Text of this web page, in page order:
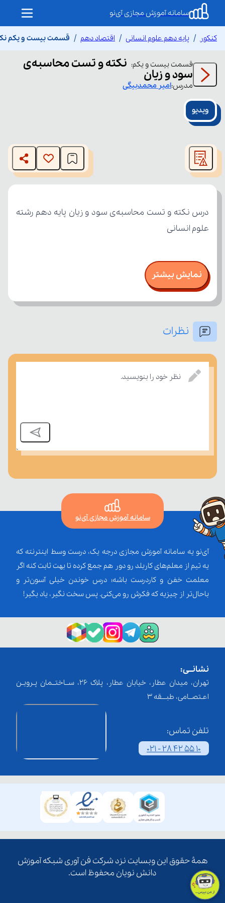
سامانه آموزش مجازی آی‌نو
کنکور پایه دهم علوم انسانی اقتصاد دهم قسمت بیست و یکم
قسمت بیست و یکم: نکته و تست محاسبه‌ی
سود و زیان
مدرس:امیر محمدبیگی
ویدیو
modal
window.
The media could not be loaded, either because the server
or network failed or because the format is not supported.
علوم انسانی
نمایش بیشتر
نظرات
نظر خود را بنویسید.
سامانه آموزش مجازی آی‌نو
آی‌نو یه سامانه آموزش مجازی درجه یک، درست وسط اینترنته که
یه تیم از معلم‌‌های کاربلد رو دور هم جمع کرده تا بهت ثابت کنه اگر
معلمت خفن و کاردرست باشه؛ درس خوندن خیلی آسون‌تر و
باحال‌تر از چیزیه که فکرش رو می‌کنی. پس سخت نگیر، یاد بگیر!
نشانــی:
تهران، میدان عطار، خیابان عطار، پلاک 26، ســاختــمان پـرویـن
اعـتصــامی، طبـــقه 3
تلفن تماس:
021 - 28 42 55 10
همۀ حقوق این وبسایت نزد شرکت فن آوری شبکه آموزش
دانش نویان محفوظ است.